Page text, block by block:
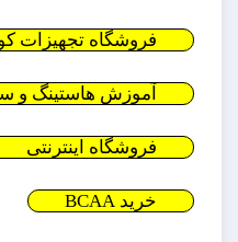
فروشگاه تجهیزات کوهنوردی
آموزش هاستینگ و سرور
فروشگاه اینترنتی
خرید BCAA